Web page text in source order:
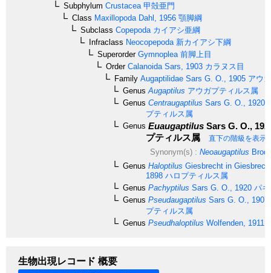
Subphylum Crustacea 甲殻亜門
Class Maxillopoda Dahl, 1956 顎脚綱
Subclass Copepoda カイアシ亜綱
Infraclass Neocopepoda 新カイアシ下綱
SuperorderGymnoplea 前脚上目
OrderCalanoida Sars, 1903 カラヌス目
Family Augaptilidae Sars G. O., 1905 アウ
Genus Augaptilus アウガプティルス属
Genus Centraugaptilus Sars G. O., 1920
プティルス属
Genus Euaugaptilus Sars G. O.,
プティルス属
直下の階級を表示
Synonym(s) : Neoaugaptilus
Genus Haloptilus Giesbrecht in
1898 ハロプティルス属
Genus Pachyptilus Sars G. O., 1920 パ
Genus Pseudaugaptilus Sars G. O., 1907
プティルス属
Genus Pseudhaloptilus Wolfenden, 1911
生物出現レコード 概要